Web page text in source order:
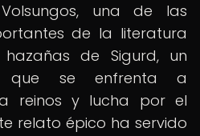
una de las
de la literatura
de Sigurd, un
que se enfrenta a
reinos y lucha por el
relato épico ha servido